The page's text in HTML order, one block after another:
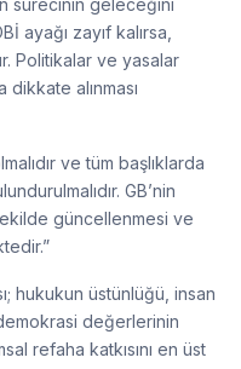
sürecinin geleceğini
ayağı zayıf kalırsa,
Politikalar ve yasalar
dikkate alınması
ve tüm başlıklarda
GB’nin
güncellenmesi ve
hukukun üstünlüğü, insan
değerlerinin
refaha katkısını en üst